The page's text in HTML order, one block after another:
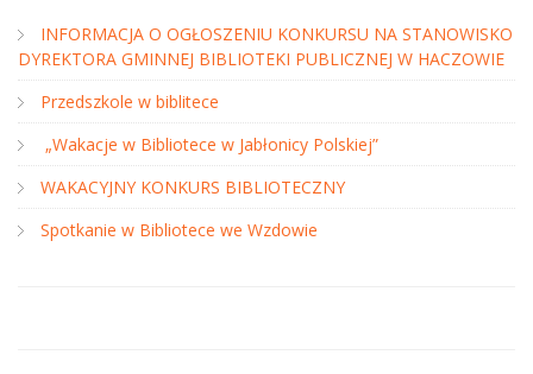
INFORMACJA O OGŁOSZENIU KONKURSU NA STANOWISKO
DYREKTORA GMINNEJ BIBLIOTEKI PUBLICZNEJ W HACZOWIE
Przedszkole w biblitece
„Wakacje w Bibliotece w Jabłonicy Polskiej”
WAKACYJNY KONKURS BIBLIOTECZNY
Spotkanie w Bibliotece we Wzdowie